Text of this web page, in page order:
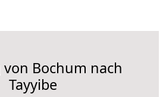
Bochum nach
Tayyibe